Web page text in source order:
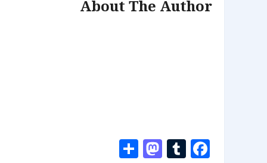
About The Author
Facebook
Tumblr
Mastodon